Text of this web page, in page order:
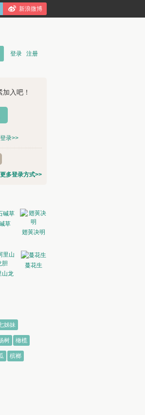
登录 注册
入吧！
录>>
更多登录方式>>
草
翅荚决明
山龙
蔓花生
姊妹
树 橄榄
槟榔
新浪微博